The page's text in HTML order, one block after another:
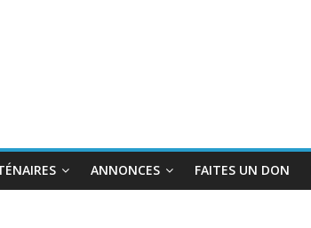
ANNONCES FAITES UN DON